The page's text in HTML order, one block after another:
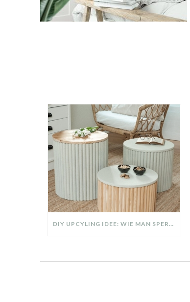
DIY UPCYLING IDEE: WIE MAN SPERRMÜLL IN EIN DESIGNER TEIL VERWANDELT